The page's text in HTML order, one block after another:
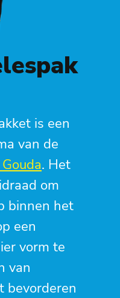
is een
van de
. Het
om
binnen het
een
vorm te
van
bevorderen